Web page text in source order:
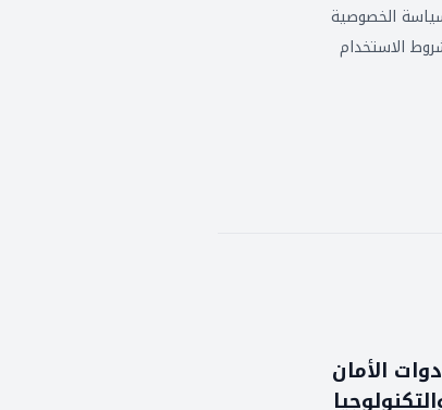
الخصوصية
الاستخدام
الأمان